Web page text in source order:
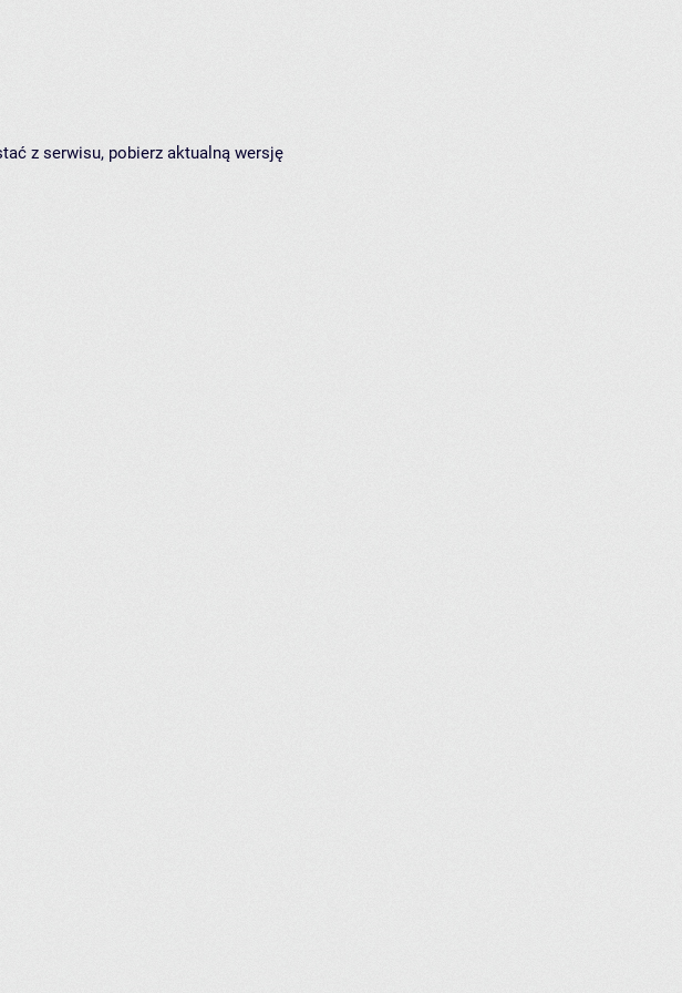
z serwisu, pobierz aktualną wersję